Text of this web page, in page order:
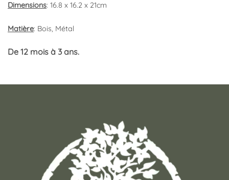
Dimensions: 16.8 x 16.2 x 21cm
Matière: Bois, Métal
De 12 mois à 3 ans.